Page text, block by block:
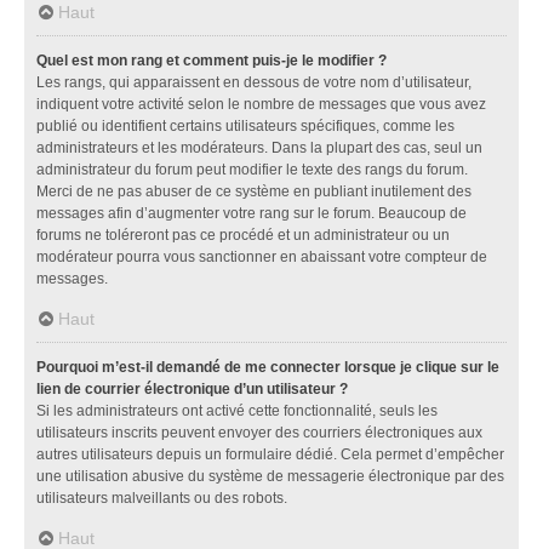
Haut
Quel est mon rang et comment puis-je le modifier ?
Les rangs, qui apparaissent en dessous de votre nom d’utilisateur,
indiquent votre activité selon le nombre de messages que vous avez
publié ou identifient certains utilisateurs spécifiques, comme les
administrateurs et les modérateurs. Dans la plupart des cas, seul un
administrateur du forum peut modifier le texte des rangs du forum.
Merci de ne pas abuser de ce système en publiant inutilement des
messages afin d’augmenter votre rang sur le forum. Beaucoup de
forums ne toléreront pas ce procédé et un administrateur ou un
modérateur pourra vous sanctionner en abaissant votre compteur de
messages.
Haut
Pourquoi m’est-il demandé de me connecter lorsque je clique sur le
lien de courrier électronique d’un utilisateur ?
Si les administrateurs ont activé cette fonctionnalité, seuls les
utilisateurs inscrits peuvent envoyer des courriers électroniques aux
autres utilisateurs depuis un formulaire dédié. Cela permet d’empêcher
une utilisation abusive du système de messagerie électronique par des
utilisateurs malveillants ou des robots.
Haut